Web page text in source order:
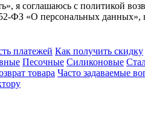
я соглашаюсь с политикой
ФЗ «О персональных данных»,
платежей Как получить скидку
Песочные Силиконовые
товара Часто задаваемые